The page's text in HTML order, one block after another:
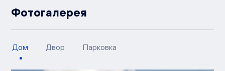
Фотогалерея
Дом Двор Парковка